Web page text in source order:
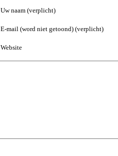
Uw naam (verplicht)
E-mail (word niet getoond) (verplicht)
Website